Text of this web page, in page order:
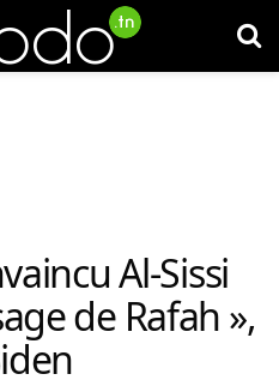
Al-Sissi
de Rafah »,